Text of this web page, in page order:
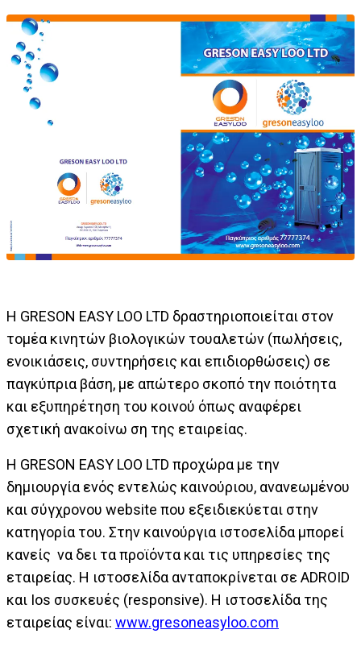
Η GRESON EASY LOO LTD δραστηριοποιείται στον
τομέα κινητών βιολογικών τουαλετών (πωλήσεις,
ενοικιάσεις, συντηρήσεις και επιδιορθώσεις) σε
παγκύπρια βάση, με απώτερο σκοπό την ποιότητα
και εξυπηρέτηση του κοινού όπως αναφέρει
σχετική ανακοίνω ση της εταιρείας.
Η GRESON EASY LOO LTD προχώρα με την
δημιουργία ενός εντελώς καινούριου, ανανεωμένου
και σύγχρονου website που εξειδιεκύεται στην
κατηγορία του. Στην καινούργια ιστοσελίδα μπορεί
κανείς να δει τα προϊόντα και τις υπηρεσίες της
εταιρείας. Η ιστοσελίδα ανταποκρίνεται σε ADROID
και Ios συσκευές (responsive). Η ιστοσελίδα της
εταιρείας είναι: www.gresoneasyloo.com